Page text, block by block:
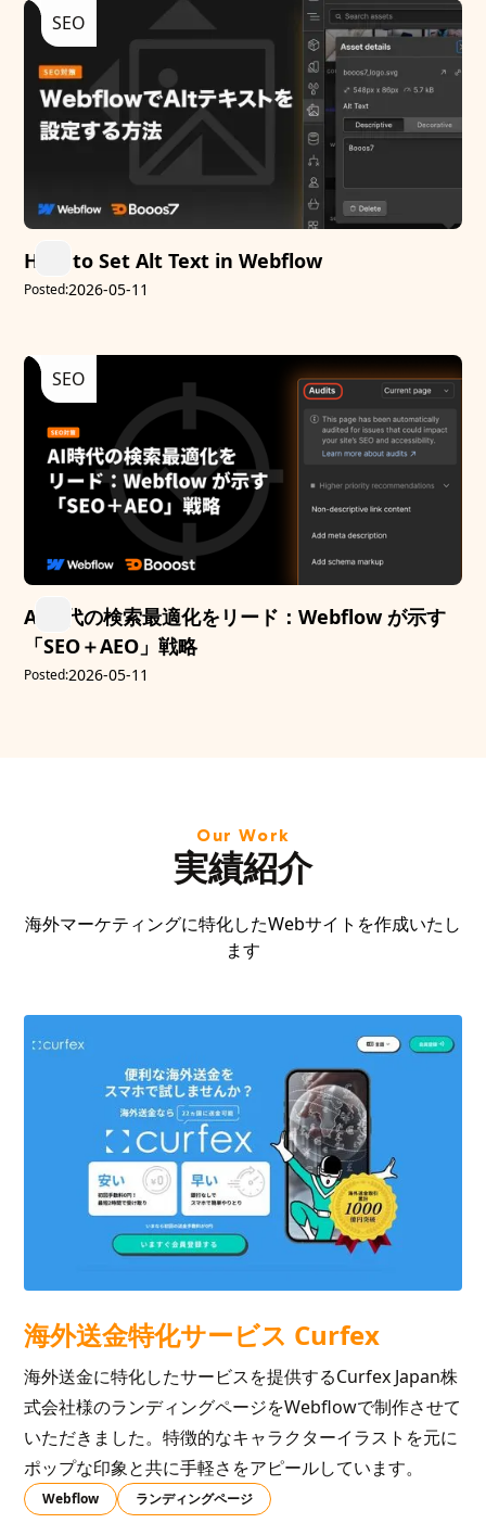
SEO
How to Set Alt Text in Webflow
Posted:2026-05-11
SEO
AI時代の検索最適化をリード：Webflow が示す
「SEO＋AEO」戦略
Posted:2026-05-11
Our Work
実績紹介
海外マーケティングに特化したWebサイトを作成いたし
ます
海外送金特化サービス Curfex
海外送金に特化したサービスを提供するCurfex Japan株
式会社様のランディングページをWebflowで制作させて
いただきました。特徴的なキャラクターイラストを元に
ポップな印象と共に手軽さをアピールしています。
Webflow ランディングページ